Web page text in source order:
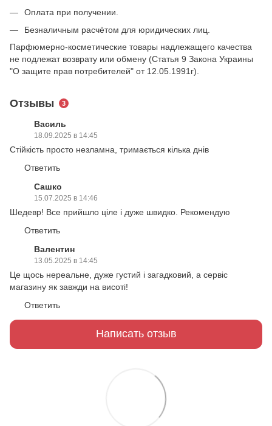
Оплата при получении.
Безналичным расчётом для юридических лиц.
Парфюмерно-косметические товары надлежащего качества
не подлежат возврату или обмену (Статья 9 Закона Украины
"О защите прав потребителей" от 12.05.1991г).
Отзывы 3
Василь
18.09.2025 в 14:45
Стійкість просто незламна, тримається кілька днів
Ответить
Сашко
15.07.2025 в 14:46
Шедевр! Все прийшло ціле і дуже швидко. Рекомендую
Ответить
Валентин
13.05.2025 в 14:45
Це щось нереальне, дуже густий і загадковий, а сервіс
магазину як завжди на висоті!
Ответить
Написать отзыв